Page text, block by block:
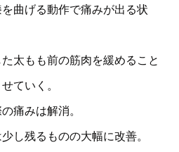
曲げる動作で痛みが出る状
太もも前の筋肉を緩めること
ていく。
痛みは解消。
し残るものの大幅に改善。